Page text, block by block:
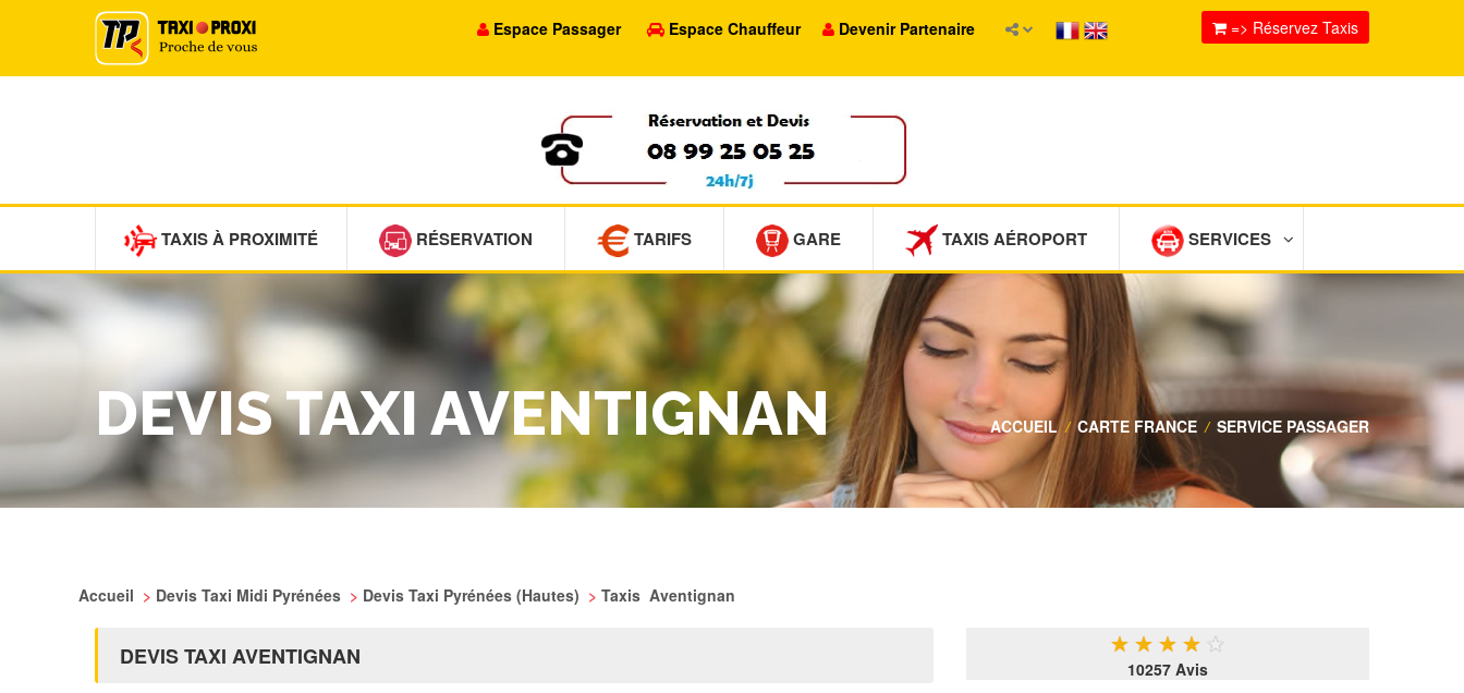
Espace Passager Espace Chauffeur Devenir Partenaire => Réservez Taxis
TAXIS À PROXIMITÉ RÉSERVATION TARIFS GARE TAXIS AÉROPORT SERVICES
DEVIS TAXI AVENTIGNAN ACCUEIL / CARTE FRANCE / SERVICE PASSAGER
Accueil > Devis Taxi Midi Pyrénées > Devis Taxi Pyrénées (Hautes) > Taxis Aventignan
DEVIS TAXI AVENTIGNAN ★ ★ ★ ★ ★
10257 Avis